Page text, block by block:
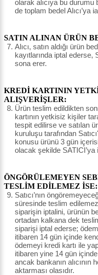
olarak alıcıya bu
de toplam bedel Alıcı’ya
SATIN ALINAN ÜRÜN
Alıcı, satın aldığı ürün
kayıtlarında iptal ederse,
sona erer.
KREDİ KARTININ
ALIŞVERİŞLER:
Ürün teslim edildikten
kartının yetkisiz kişiler
tespit edilirse ve satılan
kuruluşu tarafından
konusu ürünü 3 gün
olacak şekilde SATICI’ya
ÖNGÖRÜLEMEYEN
TESLİM EDİLEMEZ İSE:
Satıcı’nın
süresinde teslim edilemez
siparişin iptalini, ürünün
ortadan kalkana dek
siparişi iptal ederse;
itibaren 14 gün içinde
ödemeyi kredi kartı ile
itibaren yine 14 gün
ancak bankanın alıcının
aktarması olasıdır.